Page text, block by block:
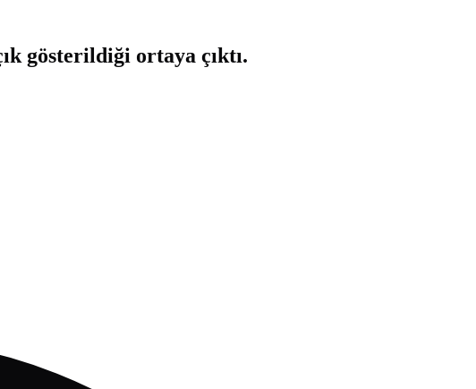
gösterildiği ortaya çıktı.